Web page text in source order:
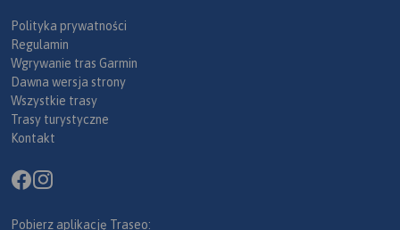
Polityka prywatności
Regulamin
Wgrywanie tras Garmin
Dawna wersja strony
Wszystkie trasy
Trasy turystyczne
Kontakt
Pobierz aplikację Traseo: